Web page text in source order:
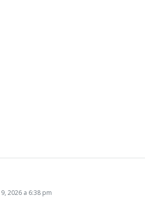
2026 a 6:38 pm